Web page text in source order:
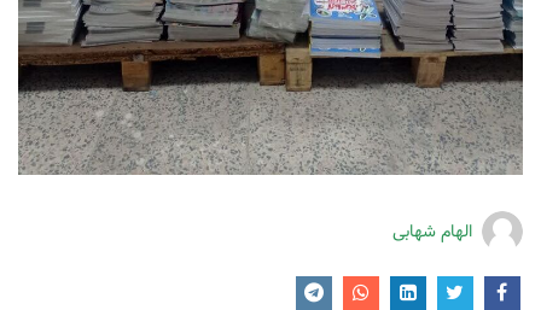
الهام شهابی